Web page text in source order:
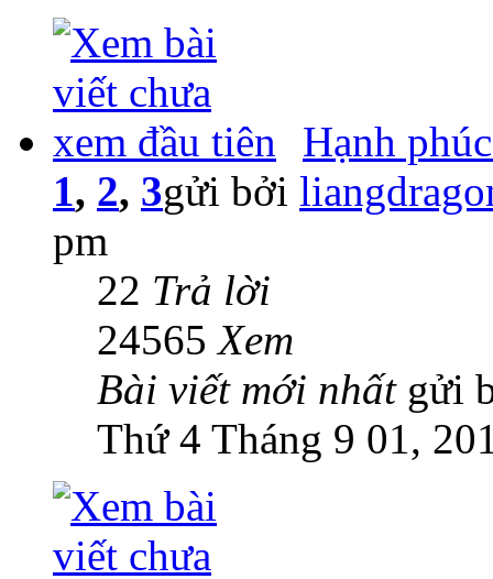
Hạnh
1, 2, 3gửi bởi
pm
22 Trả lời
24565Xem
Bài viết mới nhất gửi
Thứ 4 Tháng 9 01,